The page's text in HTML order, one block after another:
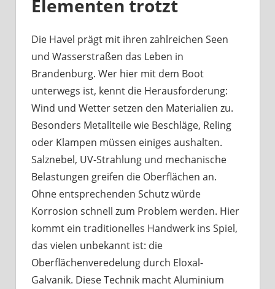
mit
tun?
Elementen trotzt
Die Havel prägt mit ihren zahlreichen Seen
und Wasserstraßen das Leben in
Brandenburg. Wer hier mit dem Boot
unterwegs ist, kennt die Herausforderung:
Wind und Wetter setzen den Materialien zu.
Besonders Metallteile wie Beschläge, Reling
oder Klampen müssen einiges aushalten.
Salznebel, UV-Strahlung und mechanische
Belastungen greifen die Oberflächen an.
Ohne entsprechenden Schutz würde
Korrosion schnell zum Problem werden. Hier
kommt ein traditionelles Handwerk ins Spiel,
das vielen unbekannt ist: die
Oberflächenveredelung durch Eloxal-
Galvanik. Diese Technik macht Aluminium